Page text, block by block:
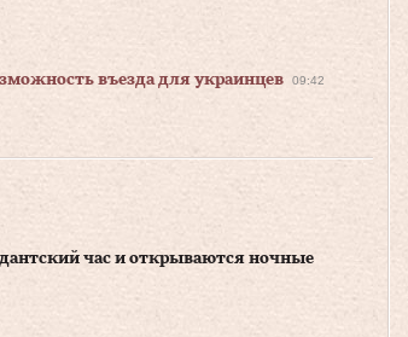
въезда для украинцев
09:42
час и открываются ночные